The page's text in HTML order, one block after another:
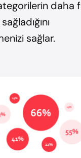
daha
sağlar.